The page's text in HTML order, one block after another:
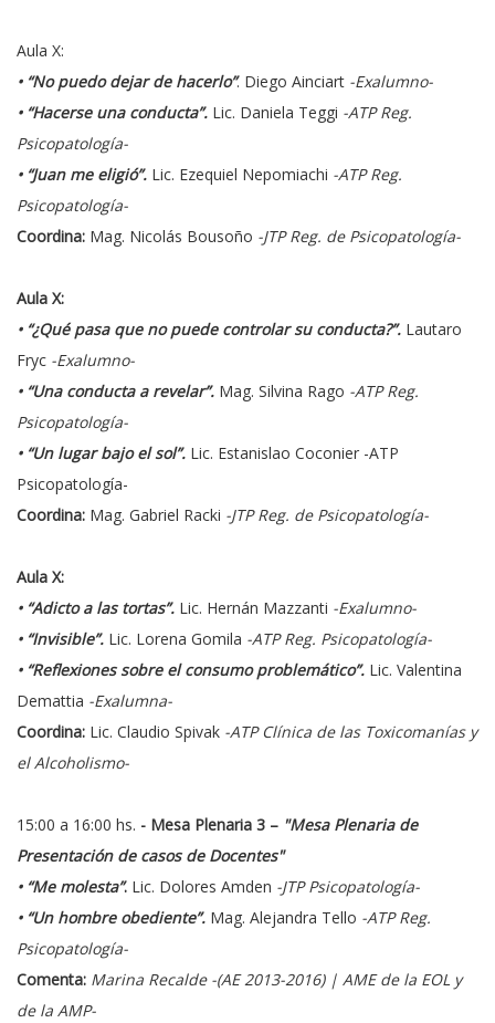
Aula X:
• “No puedo dejar de hacerlo”. Diego Ainciart -Exalumno-
• “Hacerse una conducta”. Lic. Daniela Teggi -ATP Reg.
Psicopatología-
• “Juan me eligió”. Lic. Ezequiel Nepomiachi -ATP Reg.
Psicopatología-
Coordina: Mag. Nicolás Bousoño -JTP Reg. de Psicopatología-
Aula X:
• “¿Qué pasa que no puede controlar su conducta?”. Lautaro
Fryc -Exalumno-
• “Una conducta a revelar”. Mag. Silvina Rago -ATP Reg.
Psicopatología-
• “Un lugar bajo el sol”. Lic. Estanislao Coconier -ATP
Psicopatología-
Coordina: Mag. Gabriel Racki -JTP Reg. de Psicopatología-
Aula X:
• “Adicto a las tortas”. Lic. Hernán Mazzanti -Exalumno-
• “Invisible”. Lic. Lorena Gomila -ATP Reg. Psicopatología-
• “Reflexiones sobre el consumo problemático”. Lic. Valentina
Demattia -Exalumna-
Coordina: Lic. Claudio Spivak -ATP Clínica de las Toxicomanías y
el Alcoholismo-
15:00 a 16:00 hs. - Mesa Plenaria 3 – "Mesa Plenaria de
Presentación de casos de Docentes"
• “Me molesta”. Lic. Dolores Amden -JTP Psicopatología-
• “Un hombre obediente”. Mag. Alejandra Tello -ATP Reg.
Psicopatología-
Comenta: Marina Recalde -(AE 2013-2016) | AME de la EOL y
de la AMP-